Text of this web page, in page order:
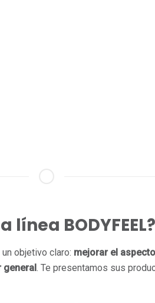
BODYFEEL?
objetivo claro: mejorar el
general. Te presentamos sus